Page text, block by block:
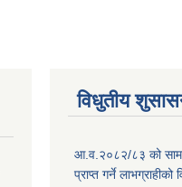
विधुतीय
आ.व.२०८२/८३ को
प्राप्त गर्ने लाभग्राहीको